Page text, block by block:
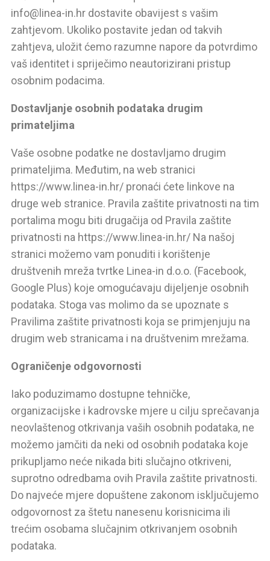
info@linea-in.hr dostavite obavijest s vašim
zahtjevom. Ukoliko postavite jedan od takvih
zahtjeva, uložit ćemo razumne napore da potvrdimo
vaš identitet i spriječimo neautorizirani pristup
osobnim podacima.
Dostavljanje osobnih podataka drugim
primateljima
Vaše osobne podatke ne dostavljamo drugim
primateljima. Međutim, na web stranici
https://www.linea-in.hr/ pronaći ćete linkove na
druge web stranice. Pravila zaštite privatnosti na tim
portalima mogu biti drugačija od Pravila zaštite
privatnosti na https://www.linea-in.hr/ Na našoj
stranici možemo vam ponuditi i korištenje
društvenih mreža tvrtke Linea-in d.o.o. (Facebook,
Google Plus) koje omogućavaju dijeljenje osobnih
podataka. Stoga vas molimo da se upoznate s
Pravilima zaštite privatnosti koja se primjenjuju na
drugim web stranicama i na društvenim mrežama.
Ograničenje odgovornosti
Iako poduzimamo dostupne tehničke,
organizacijske i kadrovske mjere u cilju sprečavanja
neovlaštenog otkrivanja vaših osobnih podataka, ne
možemo jamčiti da neki od osobnih podataka koje
prikupljamo neće nikada biti slučajno otkriveni,
suprotno odredbama ovih Pravila zaštite privatnosti.
Do najveće mjere dopuštene zakonom isključujemo
odgovornost za štetu nanesenu korisnicima ili
trećim osobama slučajnim otkrivanjem osobnih
podataka.